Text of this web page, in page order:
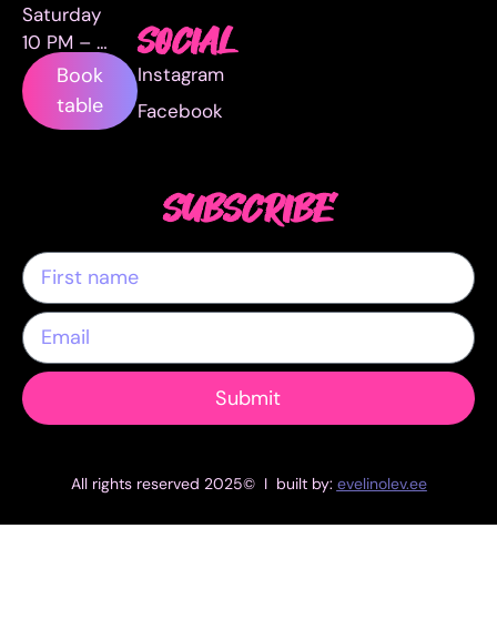
Saturday
10 PM – …
Book
table
SOCIAL
Instagram
Facebook
SUBSCRIBE
Submit
All rights reserved 2025© I built by: evelinolev.ee